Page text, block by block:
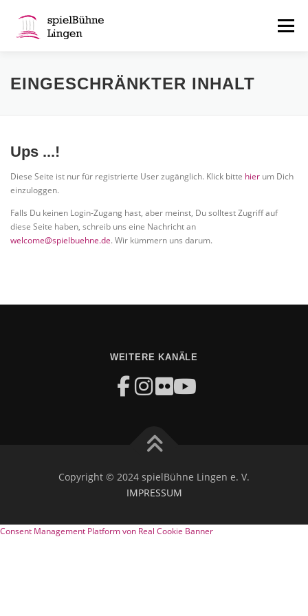
Inhalt
springen
Menü
ÜBER UNS SERVICES AKTUELL
EINGESCHRÄNKTER INHALT
Ups ...!
Diese Seite ist nur für registrierte User zugänglich. Klick bitte hier um Dich
einzuloggen.
Falls Du keinen Login-Zugang hast, aber meinst, Du solltest Zugriff auf
diese Seite haben, schreib uns eine Nachricht an
welcome@spielbuehne.de. Wir kümmern uns darum.
WEITERE KANÄLE
Copyright © 2024 spielBühne Lingen e. V.
IMPRESSUM
Consent Management Platform von Real Cookie Banner